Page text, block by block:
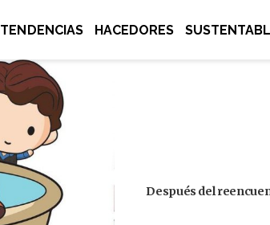
TENDENCIAS HACEDORES
Después del